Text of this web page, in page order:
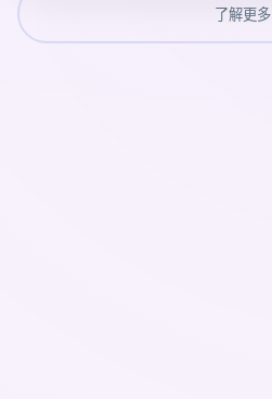
了解更多